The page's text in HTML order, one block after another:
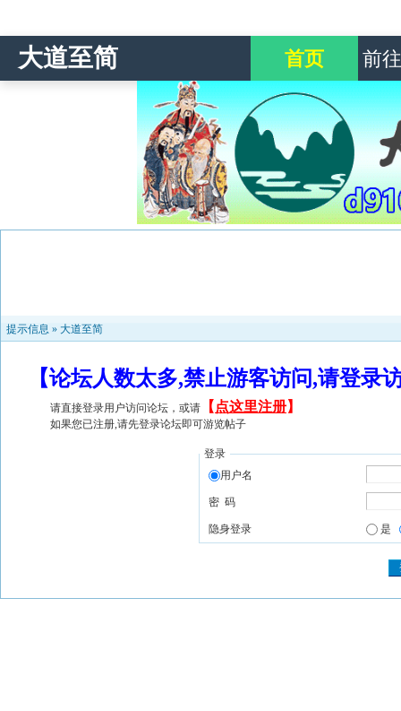
大道至简 首页 前
提示信息 » 大道至简
【论坛人数太多,禁止游客访问,请登
请直接登录用户访问论坛，或请 【 点这里注册】
如果您已注册,请先登录论坛即可游览帖子
登录
用户名
密 码
隐身登录 是